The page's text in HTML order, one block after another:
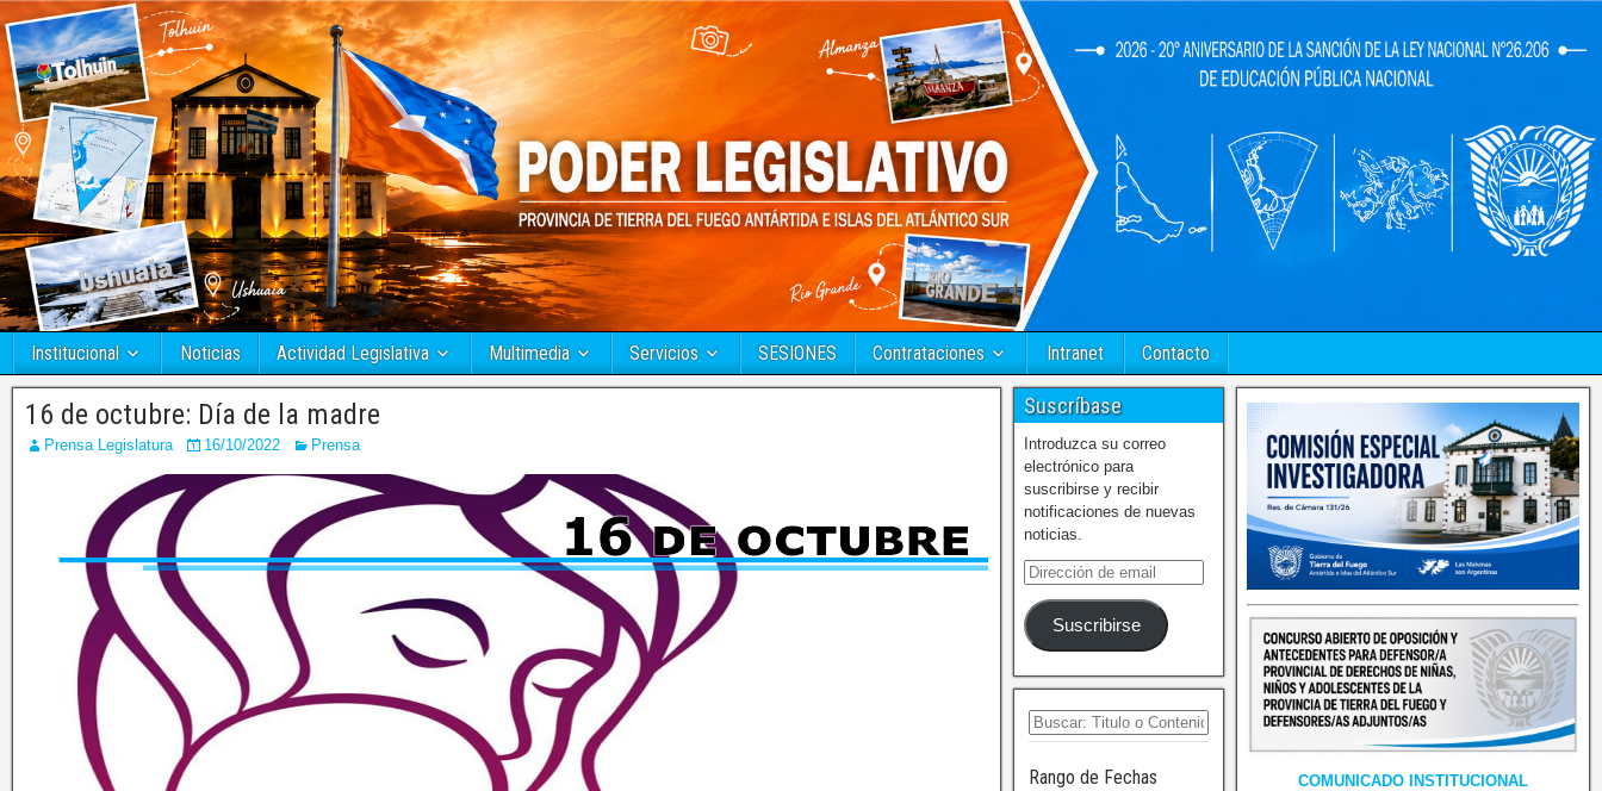
Institucional Noticias Actividad Legislativa Multimedia Servicios SESIONES Contrataciones Intranet Contacto
16 de octubre: Día de la madre
Prensa Legislatura 16/10/2022 Prensa
Suscríbase
Introduzca su correo
electrónico para
suscribirse y recibir
notificaciones de nuevas
noticias.
Suscribirse
Rango de Fechas COMUNICADO INSTITUCIONAL